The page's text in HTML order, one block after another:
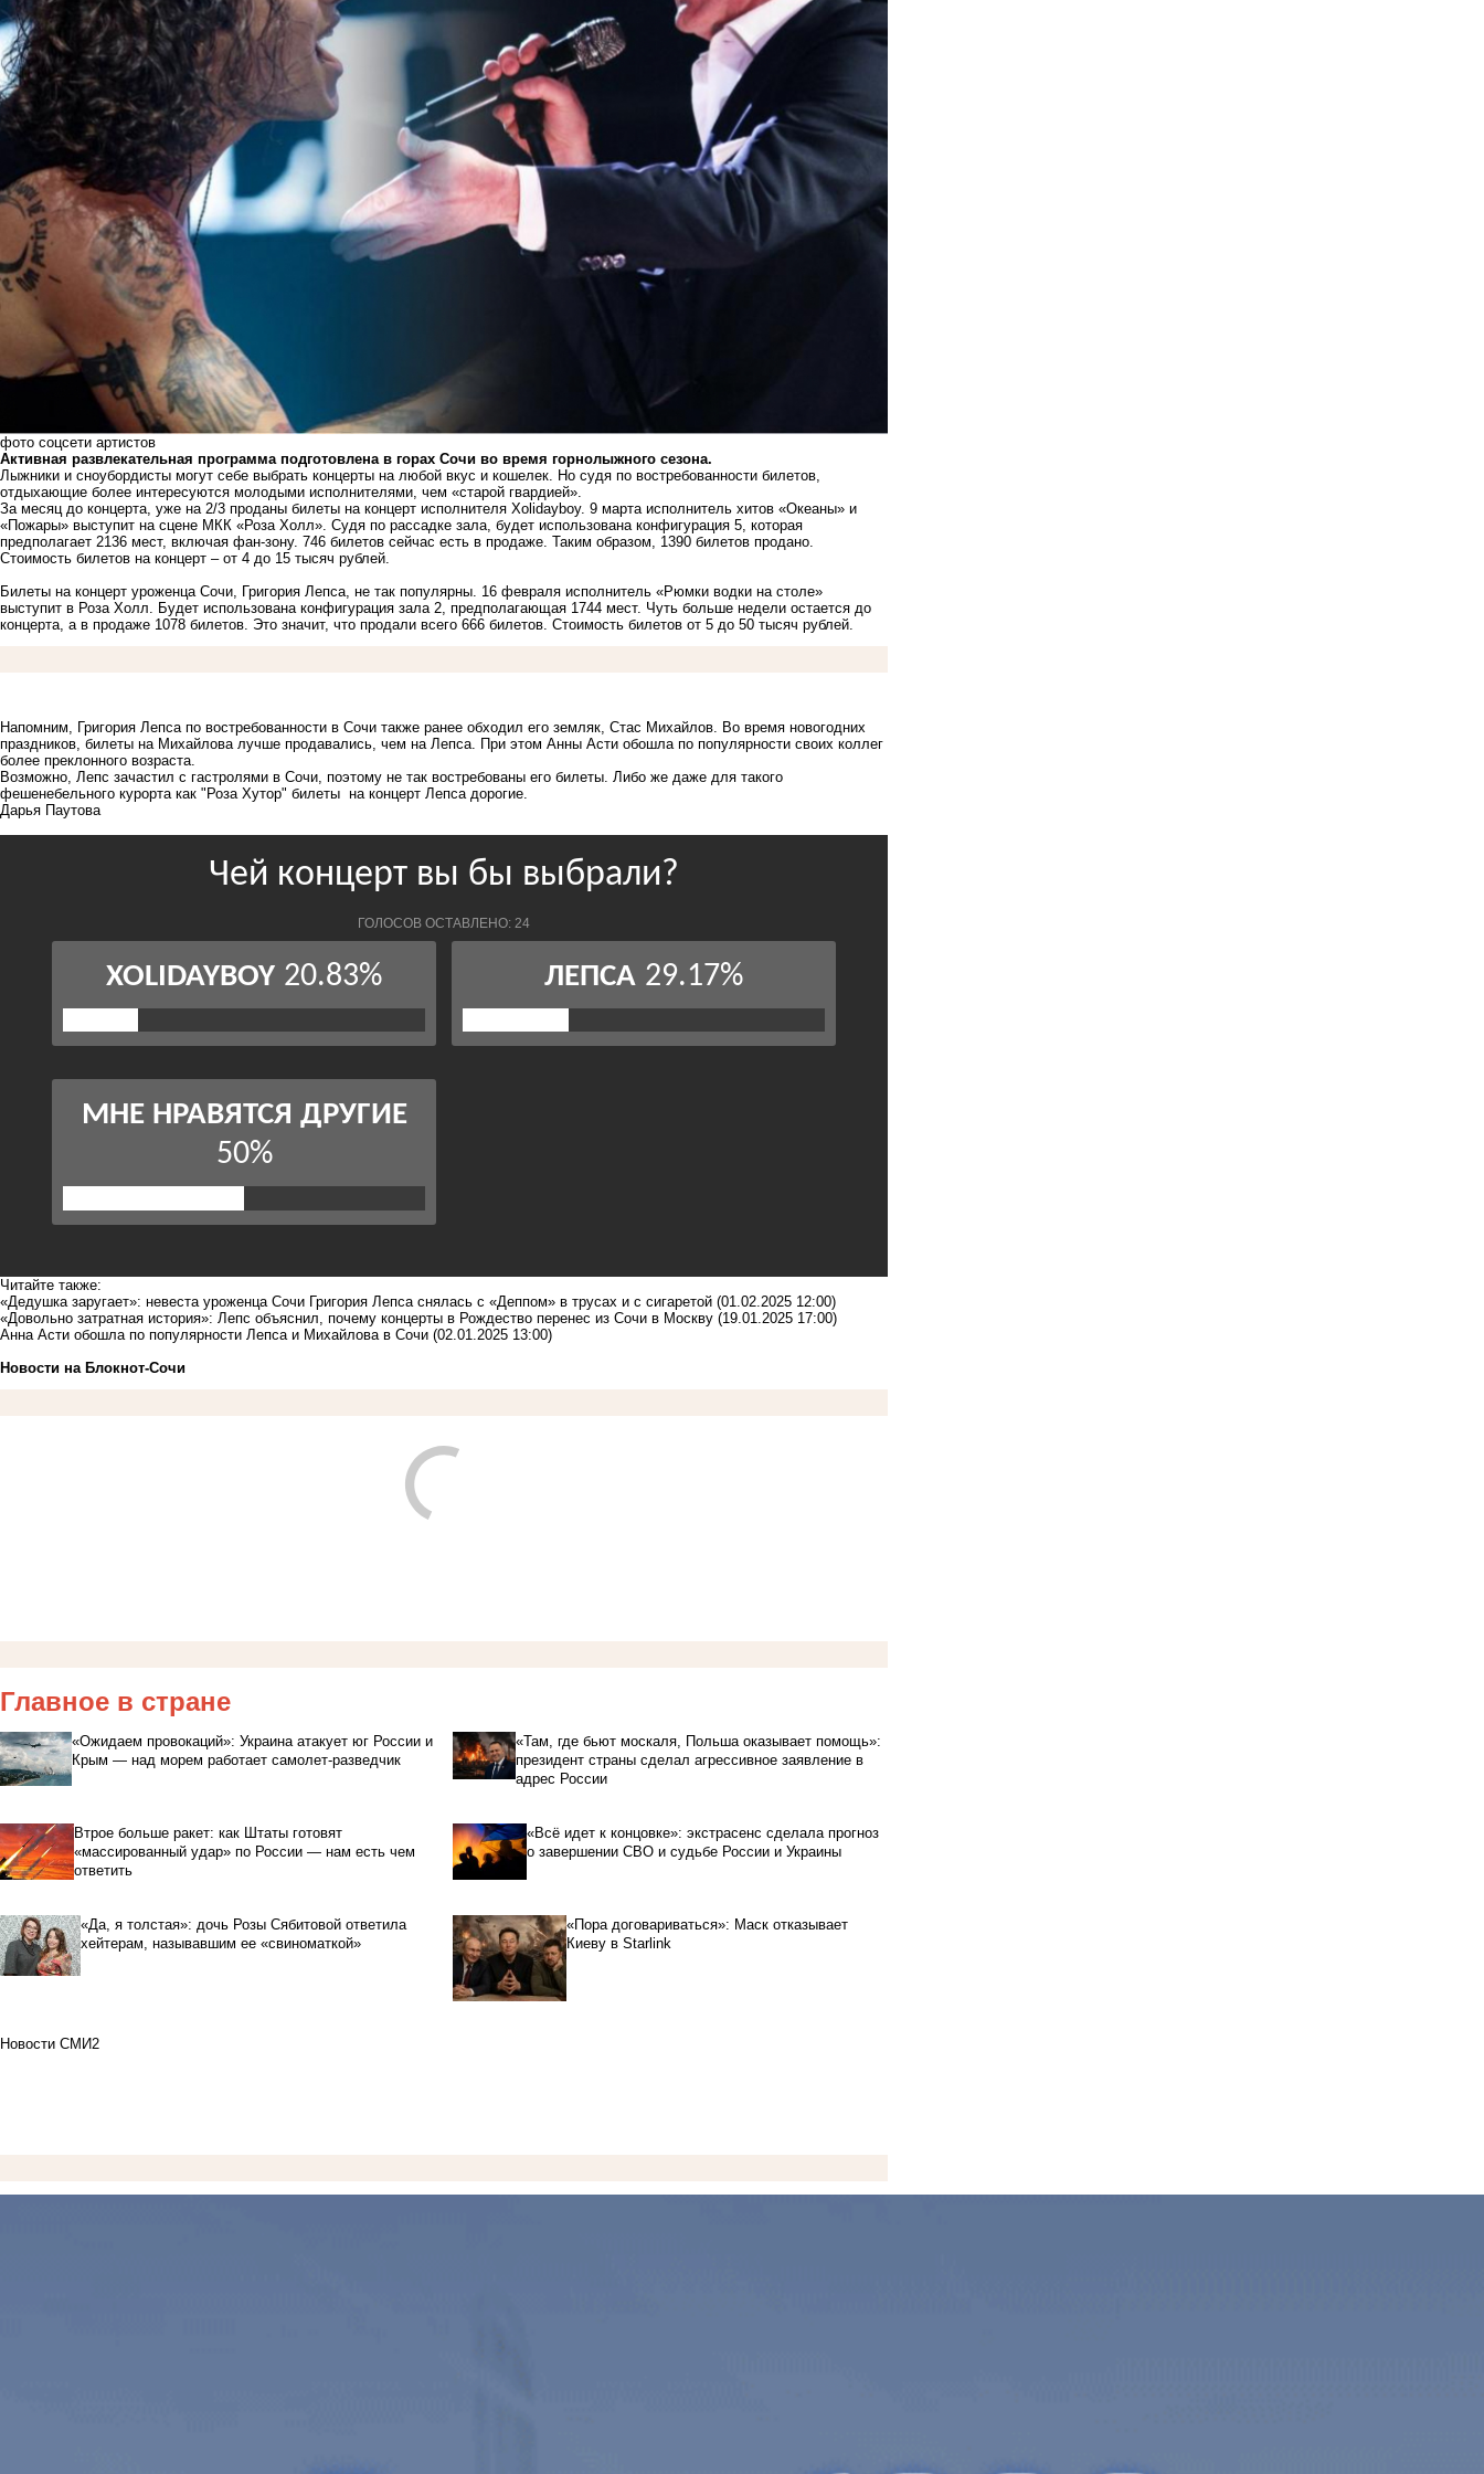
фото соцсети артистов
Активная развлекательная программа подготовлена в горах Сочи во время горнолыжного сезона.
Лыжники и сноубордисты могут себе выбрать концерты на любой вкус и кошелек. Но судя по востребованности билетов,
отдыхающие более интересуются молодыми исполнителями, чем «старой гвардией».
За месяц до концерта, уже на 2/3 проданы билеты на концерт исполнителя Xolidayboy. 9 марта исполнитель хитов «Океаны» и
«Пожары» выступит на сцене МКК «Роза Холл». Судя по рассадке зала, будет использована конфигурация 5, которая
предполагает 2136 мест, включая фан-зону. 746 билетов сейчас есть в продаже. Таким образом, 1390 билетов продано.
Стоимость билетов на концерт – от 4 до 15 тысяч рублей.
Билеты на концерт уроженца Сочи, Григория Лепса, не так популярны. 16 февраля исполнитель «Рюмки водки на столе»
выступит в Роза Холл. Будет использована конфигурация зала 2, предполагающая 1744 мест. Чуть больше недели остается до
концерта, а в продаже 1078 билетов. Это значит, что продали всего 666 билетов. Стоимость билетов от 5 до 50 тысяч рублей.
Напомним, Григория Лепса по востребованности в Сочи также ранее обходил его земляк, Стас Михайлов.
Во время новогодних
праздников, билеты на Михайлова лучше продавались, чем на Лепса. При этом Анны Асти обошла по популярности своих коллег
более преклонного возраста
Возможно, Лепс зачастил с гастролями в Сочи, поэтому не так востребованы его билеты. Либо же даже для такого
фешенебельного курорта как "Роза Хутор" билеты на концерт Лепса дорогие.
Дарья Паутова
Читайте также:
«Дедушка заругает»: невеста уроженца Сочи Григория Лепса снялась с «Деппом» в трусах и с сигаретой (01.02.2025 12:00)
«Довольно затратная история»: Лепс объяснил, почему концерты в Рождество перенес из Сочи в Москву (19.01.2025 17:00)
Анна Асти обошла по популярности Лепса и Михайлова в Сочи (02.01.2025 13:00)
Новости на Блoкнoт-Сочи
Главное в стране
«Ожидаем провокаций»: Украина атакует юг России и
Крым — над морем работает самолет-разведчик
«Там, где бьют москаля, Польша оказывает помощь»:
президент страны сделал агрессивное заявление в
адрес России
Втрое больше ракет: как Штаты готовят
«массированный удар» по России — нам есть чем
ответить
«Всё идет к концовке»: экстрасенс сделала прогноз
о завершении СВО и судьбе России и Украины
«Да, я толстая»: дочь Розы Сябитовой ответила
хейтерам, называвшим ее «свиноматкой»
«Пора договариваться»: Маск отказывает
Киеву в Starlink
Новости СМИ2